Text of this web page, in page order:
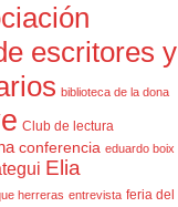
escritores y
biblioteca de la dona
Club de lectura
conferencia eduardo boix
Elia
herreras entrevista feria del